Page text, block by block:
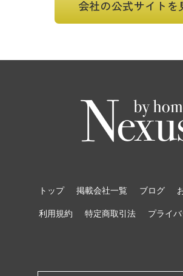
会社の公式サイトを
トップ 掲載会社一覧 ブログ
利用規約 特定商取引法 プライ